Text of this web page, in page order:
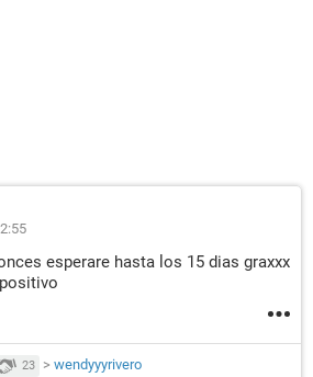
esperare hasta los 15 dias graxxx
23 > wendyyyrivero